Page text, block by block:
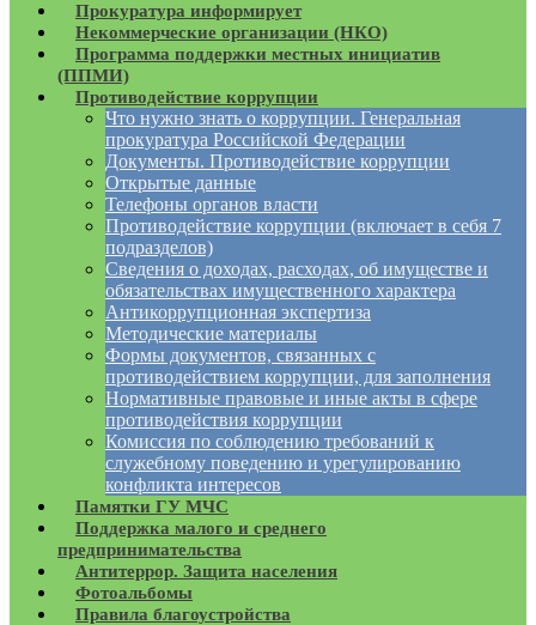
Прокуратура информирует
Некоммерческие организации (НКО)
Программа поддержки местных инициатив
(ППМИ)
Противодействие коррупции
Что нужно знать о коррупции. Генеральная
прокуратура Российской Федерации
Документы. Противодействие коррупции
Открытые данные
Телефоны органов власти
Противодействие коррупции (включает в себя 7
подразделов)
Сведения о доходах, расходах, об имуществе и
обязательствах имущественного характера
Антикоррупционная экспертиза
Методические материалы
Формы документов, связанных с
противодействием коррупции, для заполнения
Нормативные правовые и иные акты в сфере
противодействия коррупции
Комиссия по соблюдению требований к
служебному поведению и урегулированию
конфликта интересов
Памятки ГУ МЧС
Поддержка малого и среднего
предпринимательства
Антитеррор. Защита населения
Фотоальбомы
Правила благоустройства